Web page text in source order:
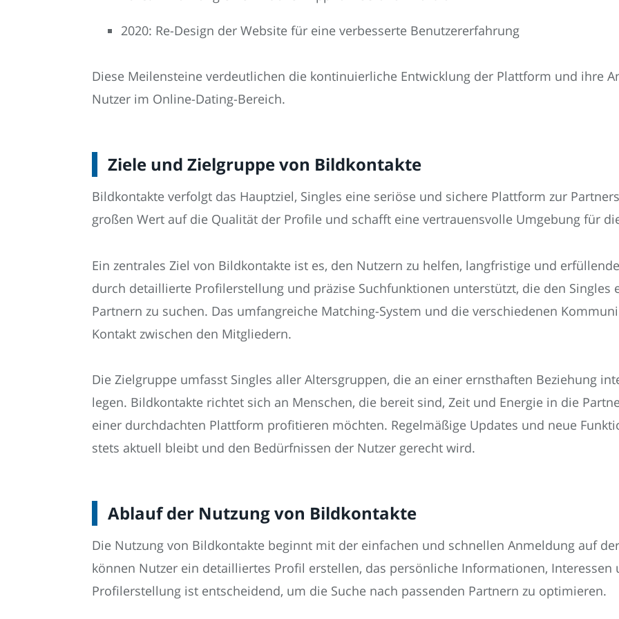
2020: Re-Design der Website für eine verbesserte Benutzererfahrung
Diese Meilensteine verdeutlichen die kontinuierliche Entwicklung der Plattform und ihre
Nutzer im Online-Dating-Bereich.
Ziele und Zielgruppe von Bildkontakte
Bildkontakte verfolgt das Hauptziel, Singles eine seriöse und sichere Plattform zur
großen Wert auf die Qualität der Profile und schafft eine vertrauensvolle Umgebung für
Ein zentrales Ziel von Bildkontakte ist es, den Nutzern zu helfen, langfristige und
durch detaillierte Profilerstellung und präzise Suchfunktionen unterstützt, die den Singles
Partnern zu suchen. Das umfangreiche Matching-System und die verschiedenen
Kontakt zwischen den Mitgliedern.
Die Zielgruppe umfasst Singles aller Altersgruppen, die an einer ernsthaften Beziehung
legen. Bildkontakte richtet sich an Menschen, die bereit sind, Zeit und Energie in die
einer durchdachten Plattform profitieren möchten. Regelmäßige Updates und neue
stets aktuell bleibt und den Bedürfnissen der Nutzer gerecht wird.
Ablauf der Nutzung von Bildkontakte
Die Nutzung von Bildkontakte beginnt mit der einfachen und schnellen Anmeldung auf
können Nutzer ein detailliertes Profil erstellen, das persönliche Informationen, Interessen
Profilerstellung ist entscheidend, um die Suche nach passenden Partnern zu optimieren.